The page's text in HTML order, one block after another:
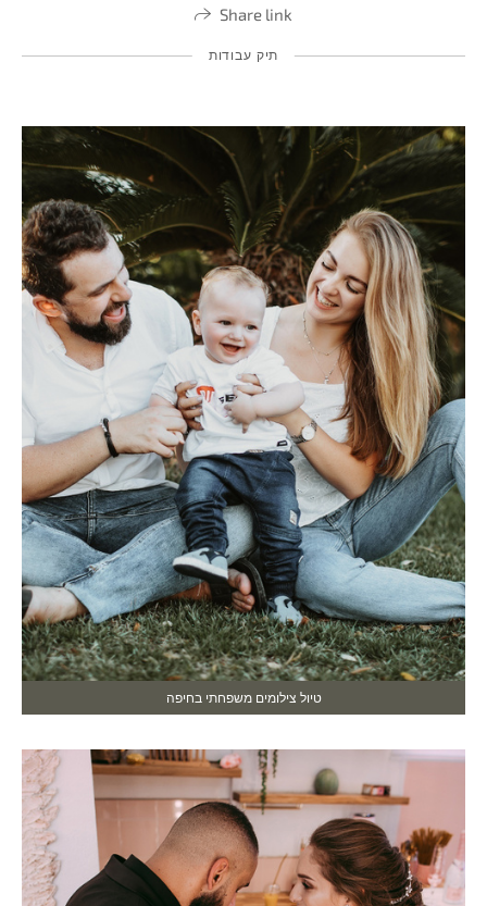
Share link
תיק עבודות
טיול צילומים משפחתי בחיפה